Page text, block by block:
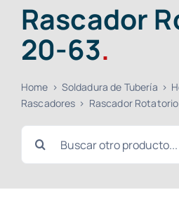
Rascador
20-63.
Home Soldadura de Tubería
Rascadores
Rascador
Buscar: